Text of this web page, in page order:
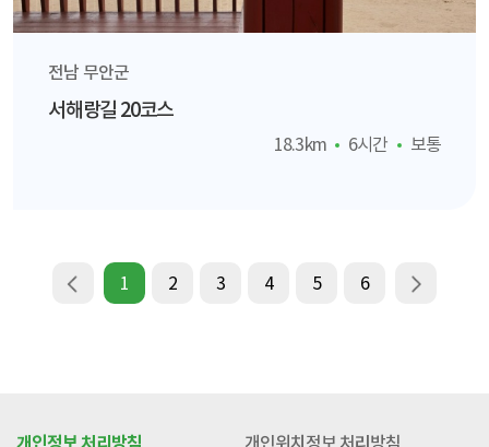
전남 무안군
서해랑길 20코스
18.3km 6시간 보통
1 2 3 4 5 6
개인위치정보 처리방침